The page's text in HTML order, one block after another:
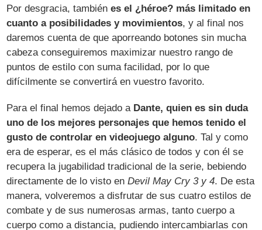
Por desgracia, tambiénes el ¿héroe? más limitado en
cuanto a posibilidades y movimientos, y al final nos
daremos cuenta de que aporreando botones sin mucha
cabeza conseguiremos maximizar nuestro rango de
puntos de estilo con suma facilidad, por lo que
difícilmente se convertirá en vuestro favorito.
Para el final hemos dejado a Dante, quien es sin duda
uno de los mejores personajes que hemos tenido el
gusto de controlar en videojuego alguno. Tal y como
era de esperar, es el más clásico de todos y con él se
recupera la jugabilidad tradicional de la serie, bebiendo
directamente de lo visto enDevil May Cry 3 y 4. De esta
manera, volveremos a disfrutar de sus cuatro estilos de
combate y de sus numerosas armas, tanto cuerpo a
cuerpo como a distancia, pudiendo intercambiarlas con